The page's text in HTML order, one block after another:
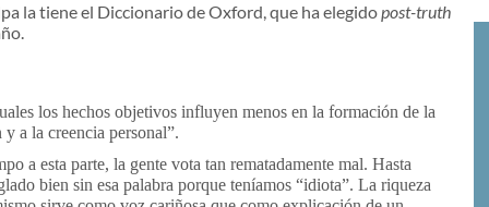
la tiene el Diccionario de Oxford, que ha elegidopost-truth
los hechos objetivos influyen menos en la formación de la
a la creencia personal”.
a esta parte, la gente vota tan rematadamente mal. Hasta
bien sin esa palabra porque teníamos “idiota”. La riqueza